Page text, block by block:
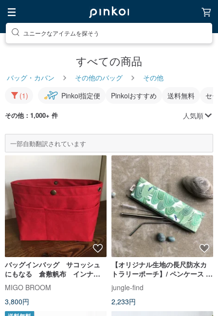
ユニークなアイテムを探そう
すべての商品
バッグ・カバン その他のバッグ
その他
(1)
Pinkoi指定便 Pinkoiおすすめ 送料無料 セ
その他：1,000+ 件 人気順
一部自動翻訳されています
バッグインバッグ サコッシュ
にもなる 倉敷帆布 インナー
バッグ レッド
MIGO BROOM
3,800円
【オリジナル生地の長尺防水カ
トラリーポーチ】/ ペンケース /
台湾物語プリントシリーズ
jungle-find
2,233円